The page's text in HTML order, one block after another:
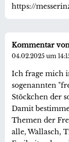
https://
Kommentar
04.02.2025 um
Ich frage mich
sogenannten
Stöckchen der
Damit
Themen der
alle, Wallasch,